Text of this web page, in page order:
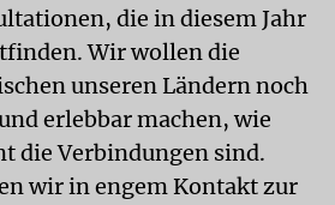
die in diesem Jahr
Wir wollen die
unseren Ländern noch
erlebbar machen, wie
die Verbindungen sind.
wir in engem Kontakt zur